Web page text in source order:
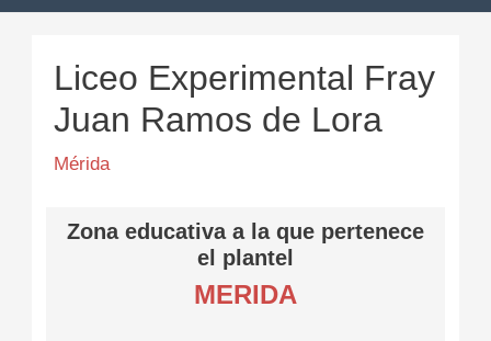
Liceo Experimental Fray
Juan Ramos de Lora
Mérida
Zona educativa a la que pertenece
el plantel
MERIDA